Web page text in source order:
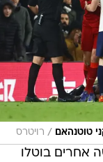
טוטנהאם / רויטרס
אחרים בוטלו